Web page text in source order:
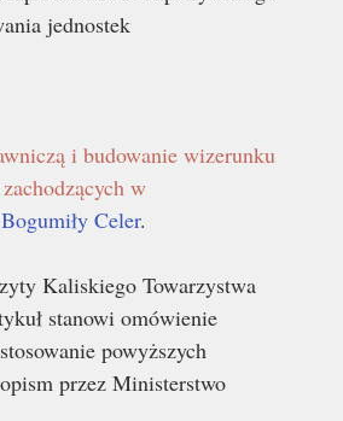
jednostek
i budowanie wizerunku
w
Bogumiły Celer.
Kaliskiego Towarzystwa
stanowi omówienie
powyższych
przez Ministerstwo